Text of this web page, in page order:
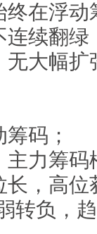
在浮动
连续翻绿
无大幅扩
码；
主力筹码
，高位
转负，